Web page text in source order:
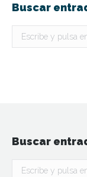
Buscar
Buscar:
Buscar
Buscar: